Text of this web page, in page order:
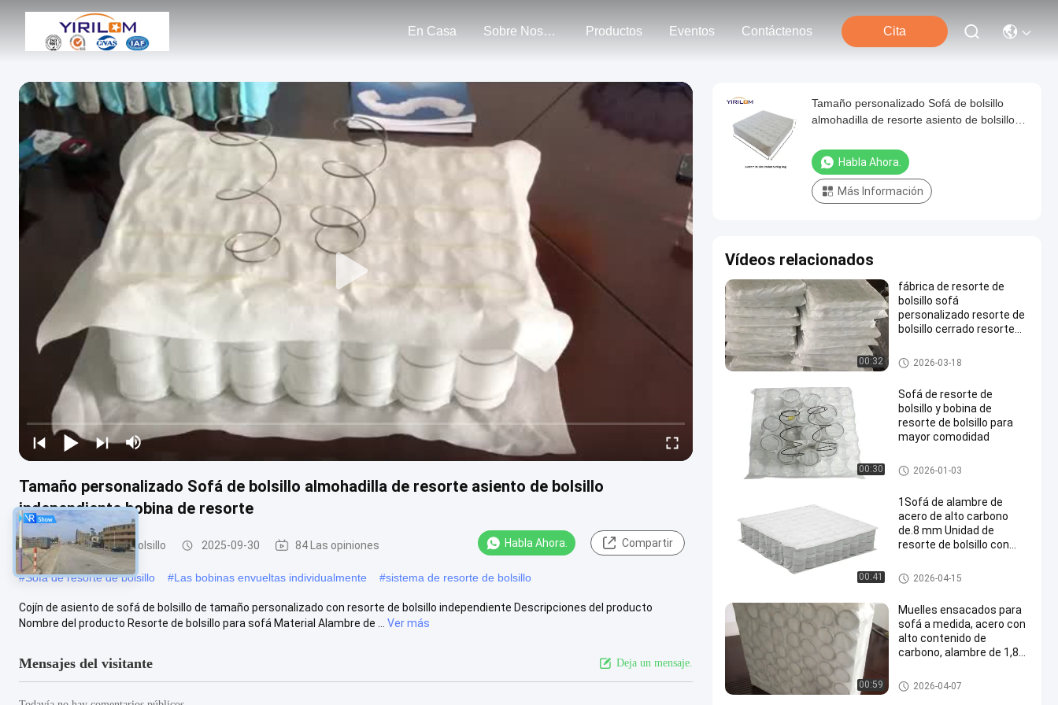
En Casa Sobre Nosotros Productos Eventos Contáctenos Cita
Tamaño personalizado Sofá de bolsillo almohadilla de resorte asiento de bolsillo
independiente bobina de resorte
Sofá de resorte de bolsillo 2025-09-30 84 Las opiniones Habla Ahora. Compartir
#Sofá de resorte de bolsillo #Las bobinas envueltas individualmente #sistema de resorte de bolsillo
Cojín de asiento de sofá de bolsillo de tamaño personalizado con resorte de bolsillo independiente Descripciones del producto
Nombre del producto Resorte de bolsillo para sofá Material Alambre de ...
Ver más
Mensajes del visitante Deja un mensaje.
Tamaño personalizado Sofá de bolsillo
almohadilla de resorte asiento de bolsillo
Habla Ahora.
Más Información
Vídeos relacionados
00:32
fábrica de resorte de
bolsillo sofá
personalizado resorte de
bolsillo cerrado resorte
Sofá de resorte de bolsillo
2026-03-18
00:30
Sofá de resorte de
bolsillo y bobina de
resorte de bolsillo para
mayor comodidad
Sofá de resorte de bolsillo
2026-01-03
00:41
1Sofá de alambre de
acero de alto carbono
de.8 mm Unidad de
resorte de bolsillo con
laminado para una
comodidad
Sofá de resorte de bolsillo
2026-04-15
00:59
Muelles ensacados para
sofá a medida, acero con
alto contenido de
carbono, alambre de 1,8
Sofá de resorte de bolsillo
2026-04-07